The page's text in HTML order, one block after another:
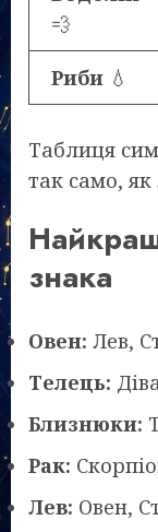
💨
Риби 💧
Таблиця
так само, як
знака
Овен: Лев,
Телець:
Близнюки:
Рак:
Лев: Овен,